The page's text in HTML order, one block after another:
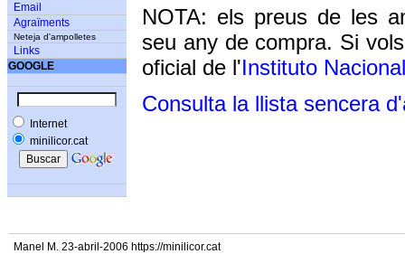
Email
Agraïments
Neteja d'ampolletes
Links
GOOGLE
Internet
minilicor.cat
NOTA: els preus de les
seu any de compra. Si
oficial de l'Instituto
Consulta la llista sencera
Manel M. 23-abril-2006 https://minilicor.cat